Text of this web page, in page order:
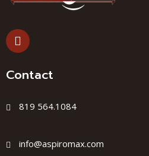
Contact
819 564.1084
info@aspiromax.com